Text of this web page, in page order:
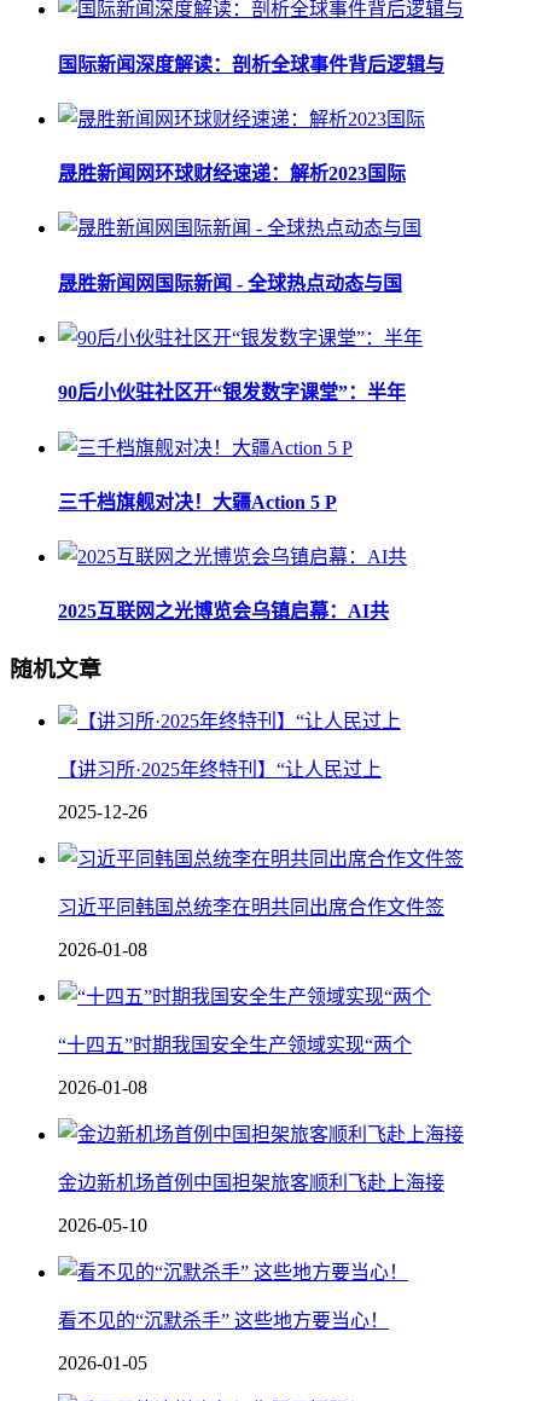
国际新闻深度解读：剖析全球事件背后逻辑与
晟胜新闻网环球财经速递：解析2023国际
晟胜新闻网国际新闻 - 全球热点动态与国
90后小伙驻社区开“银发数字课堂”：半年
三千档旗舰对决！大疆Action 5 P
2025互联网之光博览会乌镇启幕：AI共
随机文章
【讲习所·2025年终特刊】“让人民过上
2025-12-26
习近平同韩国总统李在明共同出席合作文件签
2026-01-08
“十四五”时期我国安全生产领域实现“两个
2026-01-08
金边新机场首例中国担架旅客顺利飞赴上海接
2026-05-10
看不见的“沉默杀手” 这些地方要当心！
2026-01-05